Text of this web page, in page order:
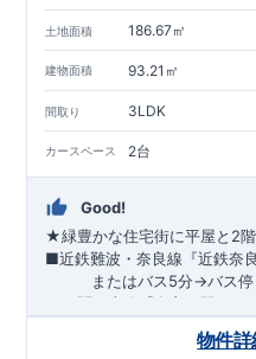
土地面積 186.67㎡
建物面積 93.21㎡
間取り 3LDK
カースペース 2台
Good!
★緑豊かな住宅街に平屋と2
■近鉄難波・奈良線『近鉄奈
またはバス5分→バス
JR関西本線『奈良』駅
・何かと便利なロフ
物件詳